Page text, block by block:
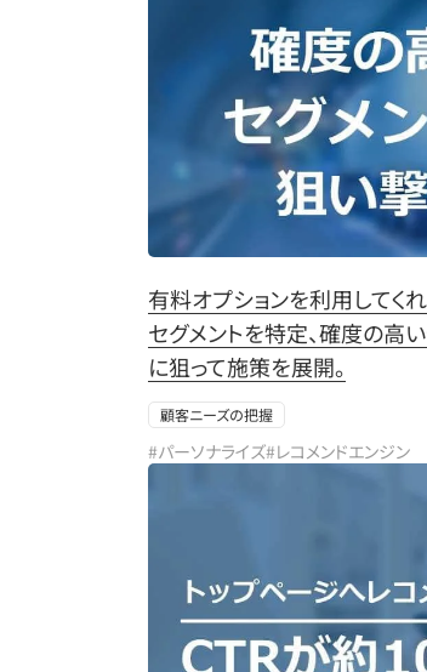
有料オプションを利用してく
セグメントを特定、確度の高
に狙って施策を展開。
顧客ニーズの把握
#パーソナライズ#レコメンドエンジン